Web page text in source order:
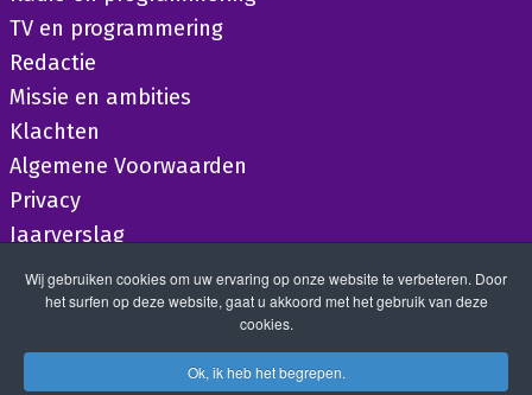
TV en programmering
Redactie
Missie en ambities
Klachten
Algemene Voorwaarden
Privacy
Jaarverslag
Wij gebruiken cookies om uw ervaring op onze website te verbeteren. Door
het surfen op deze website, gaat u akkoord met het gebruik van deze
cookies.
Ok, ik heb het begrepen.